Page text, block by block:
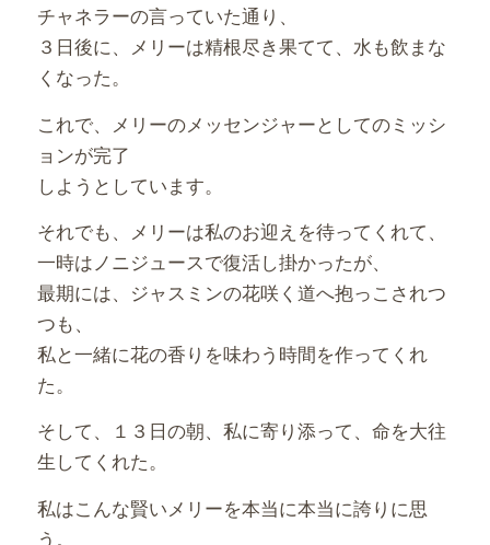
チャネラーの言っていた通り、
３日後に、メリーは精根尽き果てて、水も飲まな
くなった。
これで、メリーのメッセンジャーとしてのミッシ
ョンが完了
しようとしています。
それでも、メリーは私のお迎えを待ってくれて、
一時はノニジュースで復活し掛かったが、
最期には、ジャスミンの花咲く道へ抱っこされつ
つも、
私と一緒に花の香りを味わう時間を作ってくれ
た。
そして、１３日の朝、私に寄り添って、命を大往
生してくれた。
私はこんな賢いメリーを本当に本当に誇りに思
う。